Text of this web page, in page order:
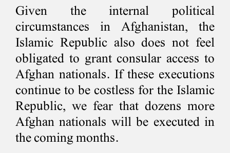
Given the internal political
circumstances in Afghanistan, the
Islamic Republic also does not feel
obligated to grant consular access to
Afghan nationals. If these executions
continue to be costless for the Islamic
Republic, we fear that dozens more
Afghan nationals will be executed in
the coming months.